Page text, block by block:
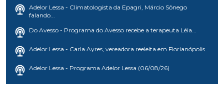
Adelor Lessa - Climatologista da Epagri, Márcio Sônego
falando...
Do Avesso - Programa do Avesso recebe a terapeuta Léia...
Adelor Lessa - Carla Ayres, vereadora reeleita em Florianópolis...
Adelor Lessa - Programa Adelor Lessa (06/08/26)